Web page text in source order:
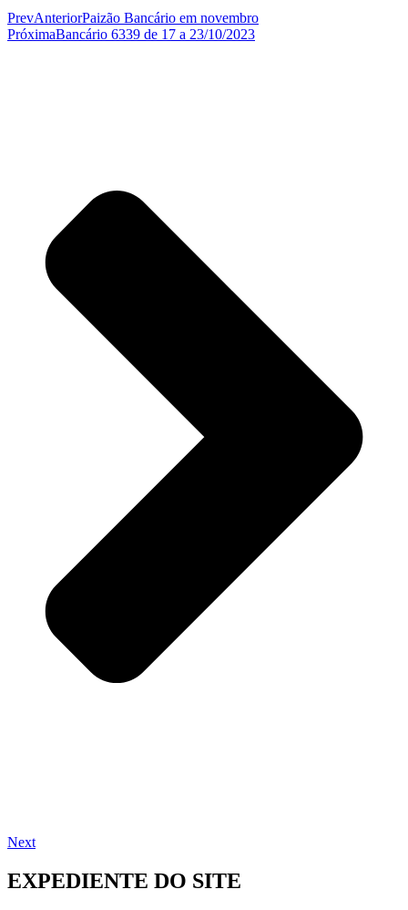
PrevAnteriorPaizão Bancário em novembro
PróximaBancário 6339 de 17 a 23/10/2023
Next
EXPEDIENTE DO SITE